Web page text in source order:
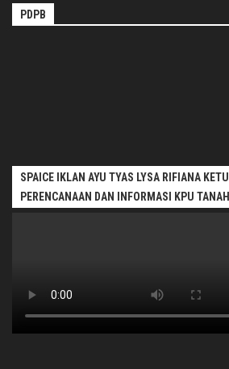
PDPB
SPAICE IKLAN AYU TYAS LYSA RIFIANA
PERENCANAAN DAN INFORMASI KPU